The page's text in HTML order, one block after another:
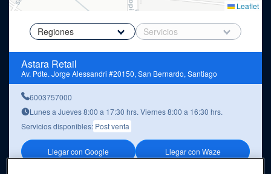
Astara Retail
Av. Pdte. Jorge Alessandri #20150, San Bernardo, Santiago
6003757000
Lunes a Jueves 8:00 a 17:30 hrs. Viernes 8:00 a 16:30 hrs.
Servicios disponibles: Post venta
Llegar con Google Llegar con Waze
Leaflet